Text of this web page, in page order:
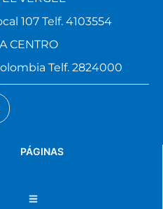
PÁGINAS
107 Telf. 4103554
CENTRO
Telf. 2824000